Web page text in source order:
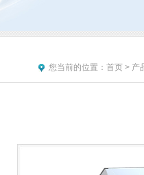
您当前的位置： 首页 > 产